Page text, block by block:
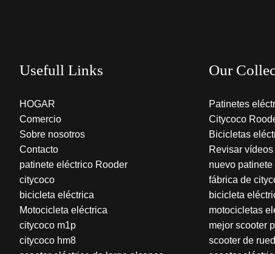
Usefull Links
HOGAR
Comercio
Sobre nosotros
Contacto
patinete eléctrico Rooder
citycoco
bicicleta eléctrica
Motocicleta eléctrica
citycoco m1p
citycoco hm8
Our
Patinetes
Citycoco
Bicicletas
Revisar vídeos
nuevo
fábrica de
bicicleta
motocicletas
mejor scooter
scooter de